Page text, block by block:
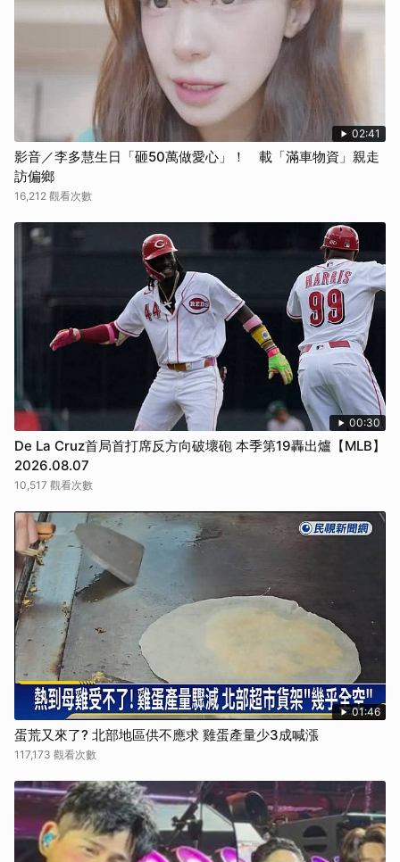
02:41
影音／李多慧生日「砸50萬做愛心」！ 載「滿車物資」親走
訪偏鄉
16,212 觀看次數
00:30
De La Cruz首局首打席反方向破壞砲 本季第19轟出爐【MLB】
2026.08.07
10,517 觀看次數
01:46
蛋荒又來了? 北部地區供不應求 雞蛋產量少3成喊漲
117,173 觀看次數